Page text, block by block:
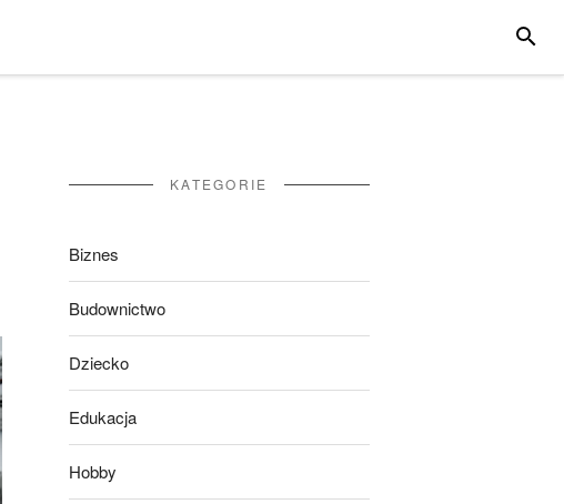
KATEGORIE
Biznes
Budownictwo
Dziecko
Edukacja
Hobby